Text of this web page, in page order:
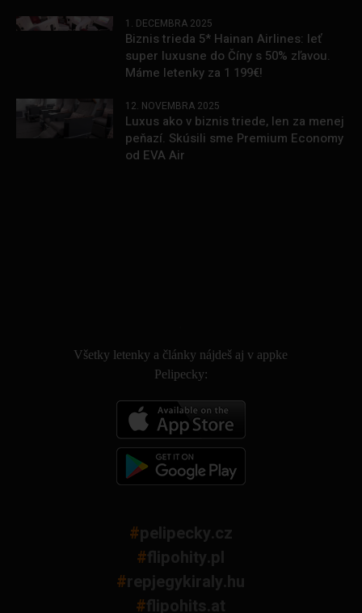
1. DECEMBRA 2025
Biznis trieda 5* Hainan Airlines: leť
super luxusne do Číny s 50% zľavou.
Máme letenky za 1 199€!
12. NOVEMBRA 2025
Luxus ako v biznis triede, len za menej
peňazí. Skúsili sme Premium Economy
od EVA Air
Všetky letenky a články nájdeš aj v appke
Pelipecky:
#pelipecky.cz
#flipohity.pl
#repjegykiraly.hu
#flipohits.at